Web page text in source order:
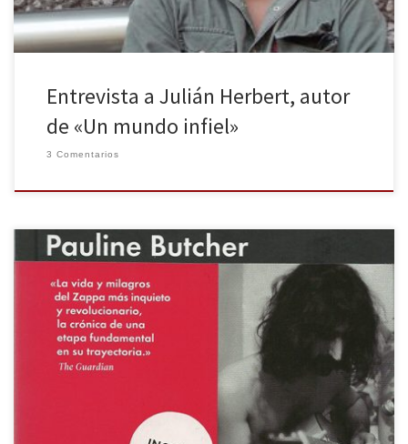
Entrevista a Julián Herbert, autor
de «Un mundo infiel»
3 Comentarios
Pauline Butcher no sabía quién era Frank Zappa en 1967. A decir
verdad, no sabía mucho de música y menos aún de rock and roll.
Era una chica londinense de 21 años que trabajaba como
mecanógrafa y que tuvo la suerte de que el músico
estadounidense necesitara de sus servicios […]